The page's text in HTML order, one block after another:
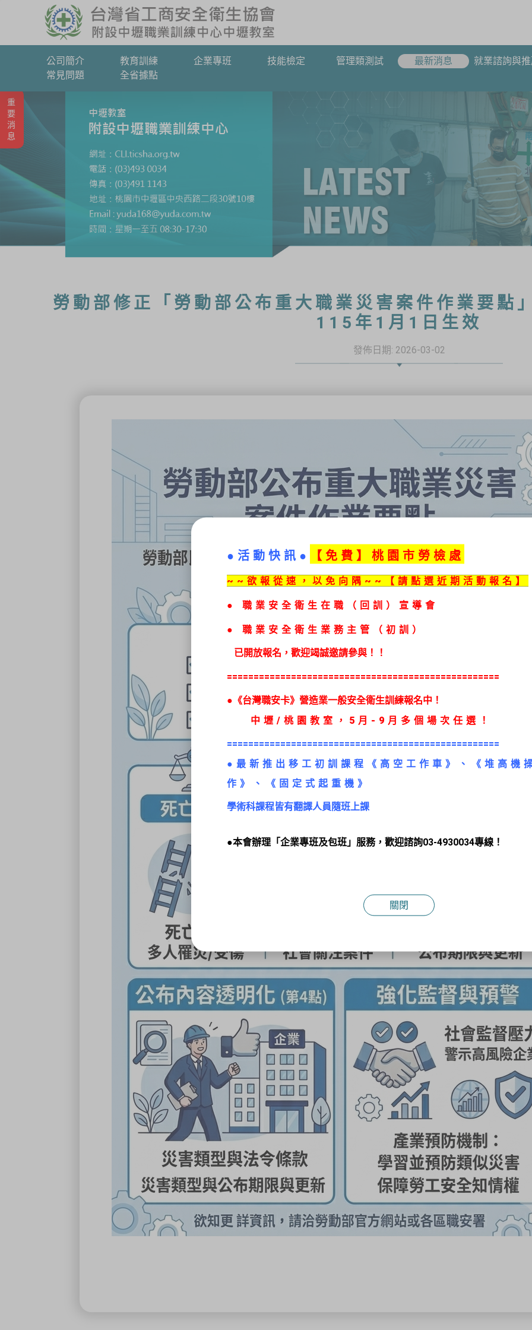
公司簡介 教育訓練 企業專班 技能檢定 管理類測試 最新消息
就業諮詢與
常見問題
全省據點
重要消息
勞動部修正「勞動部公布重大職業災害案件作業要點
115年1月1日生效
發佈日期: 2026-03-02
●活動快訊● 【免 費】桃園市勞檢處
~~欲報從速，以免向隅~~【請點選近期活動報名】
● 職業安全衛生在職（回訓）宣導會
● 職業安全衛生 業務主管（初訓）
已開放報名，歡迎竭誠邀請參與！！
===================================================
●《台灣職安卡》營造業一般安全衛生訓練報名中！
中壢/桃園教室，5 月 -9月多個場次任選 ！
===================================================
●最新推出移工初訓課程
《高空工作車》、《堆高機
作》、
《固定式起重機》
學術科課程皆有翻譯人員隨班上課
●本會辦理「企業專班及包班」服務，歡迎諮詢03-4930034專線！
關閉